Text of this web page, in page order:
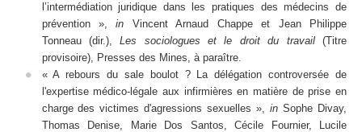
l’intermédiation juridique dans les pratiques des médecins de
prévention »,in Vincent Arnaud Chappe et Jean Philippe
Tonneau (dir.), Les sociologues et le droit du travail(Titre
provisoire), Presses des Mines, à paraître.
« A rebours du sale boulot ? La délégation controversée de
l'expertise médico-légale aux infirmières en matière de prise en
charge des victimes d'agressions sexuelles »,in Sophe Divay,
Thomas Denise, Marie Dos Santos, Cécile Fournier, Lucile